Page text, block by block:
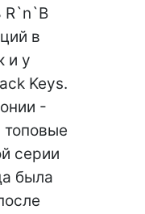
R`n`B
в
и у
Keys.
-
топовые
серии
была